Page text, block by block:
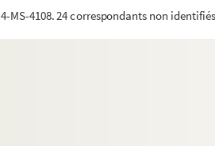
4-MS-4108. 24 correspondants non